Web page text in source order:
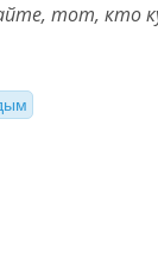
тот, кто